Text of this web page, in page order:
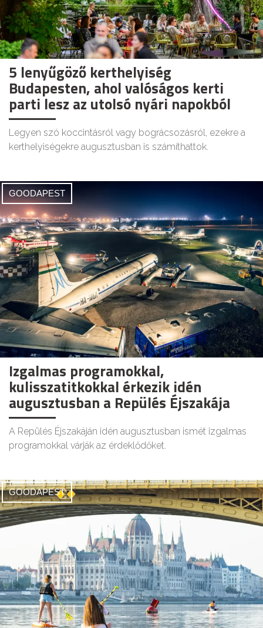
5 lenyűgöző kerthelyiség
Budapesten, ahol valóságos kerti
parti lesz az utolsó nyári napokból
Legyen szó koccintásról vagy bográcsozásról, ezekre a
kerthelyiségekre augusztusban is számíthattok.
GOODAPEST
Izgalmas programokkal,
kulisszatitkokkal érkezik idén
augusztusban a Repülés Éjszakája
A Repülés Éjszakáján idén augusztusban ismét izgalmas
programokkal várják az érdeklődőket.
GOODAPEST